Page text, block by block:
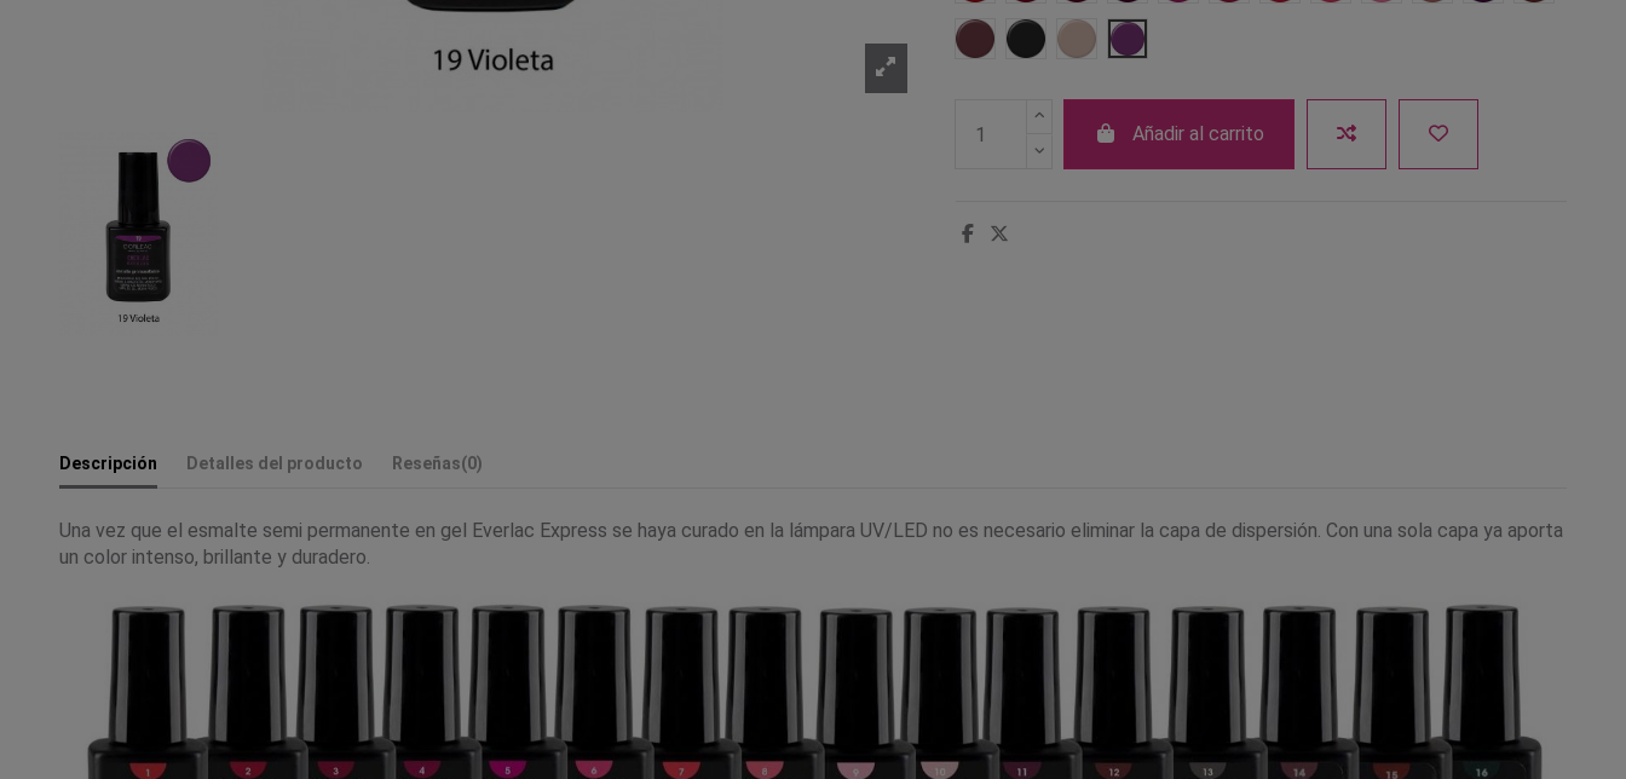
14 Marsala17 Negro18 Crema perlado
19 Violeta
Añadir al carrito
Descripción Detalles del producto Reseñas(0)
Una vez que el esmalte semi permanente en gel Everlac Express se haya curado en la lámpara UV/LED no es necesario eliminar la capa de dispersión. Con una sola capa ya aporta
un color intenso, brillante y duradero.